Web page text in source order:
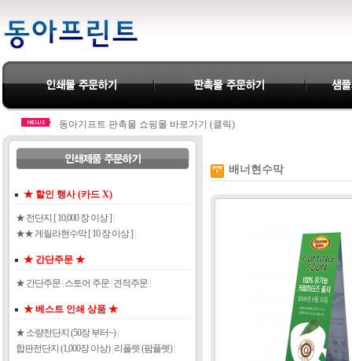
카드결제 바로가기 (클릭)
동아기프트 판촉물 쇼핑몰 바로가기 (클릭)
카드결제 바로가기 (클릭)
★ 할인 행사 (카드 X)
★ 전단지 [ 10,000 장 이상 ]
★★ 게릴라현수막 [ 10 장 이상 ]
★ 간단주문 ★
★ 간단주문 스토어 주문 견적주문
★ 베스트 인쇄 상품 ★
★ 소량전단지 (50장 부터~)|
합판전단지 (1,000장 이상)| 리플렛 (팜플렛)|
배너현수막